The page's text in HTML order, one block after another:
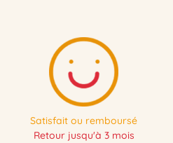
Satisfait ou remboursé
Retour jusqu'à 3 mois